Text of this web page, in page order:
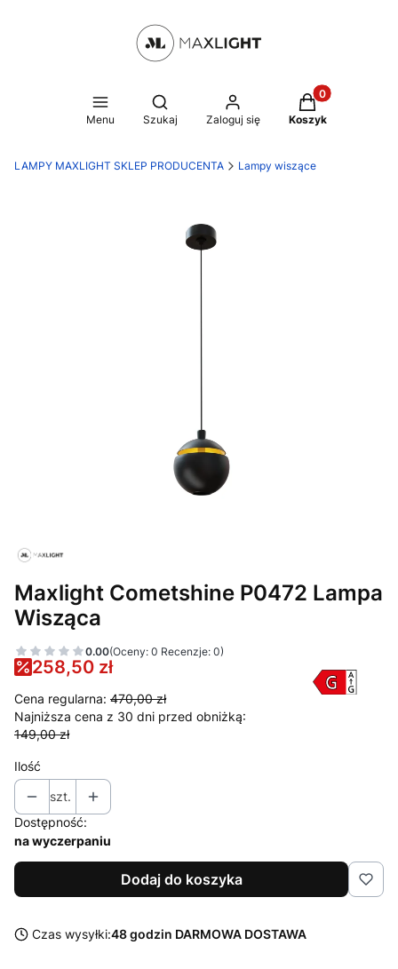
Menu
Otwórz wyszukiwarkę
Szukaj Zaloguj się
Produkty w
Koszyk
LAMPY MAXLIGHT SKLEP PRODUCENTA Lampy wiszące
Maxlight Cometshine P0472 Lampa
Wisząca
0.00(Oceny: 0 Recenzje: 0)
258,50 zł
Cena regularna: 470,00 zł
Najniższa cena z 30 dni przed obniżką:
149,00 zł
Ilość
szt.
Dostępność:
na wyczerpaniu
Dodaj do koszyka
Czas wysyłki:48 godzin DARMOWA DOSTAWA